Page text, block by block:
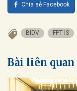
Chia sẻ Facebook
BIDV FPT IS
Bài liên quan